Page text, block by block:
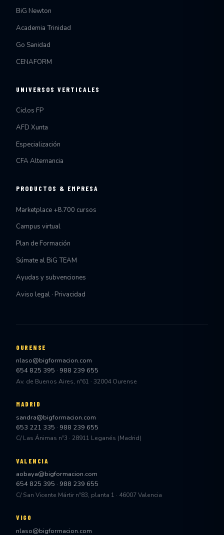
BiG Newton
Academia Trinidad
Go Sanidad
CENAFORM
UNIVERSOS VERTICALES
Ciclos FP
AFD Xunta
Especialización
CFA Alternancia
PRODUCTOS & EMPRESA
Marketplace +8.700 cursos
Campus virtual
Plan de Formación
Súmate al BiG TEAM
Ayudas y subvenciones
Aviso legal · Privacidad
OURENSE
nlaso@bigformacion.com
654 825 395 · 988 239 655
Av. de Buenos Aires, nº61 · 32004 Ourense
MADRID
sandra@bigformacion.com
653 221 335 · 988 239 655
C/ Las Ánimas nº3 · 28911 Leganés (Madrid)
VALENCIA
aobaya@bigformacion.com
654 825 395 · 988 239 655
C/ San Vicente Mártir nº83, planta 1 · 46007 Valencia
VIGO
nlaso@bigformacion.com